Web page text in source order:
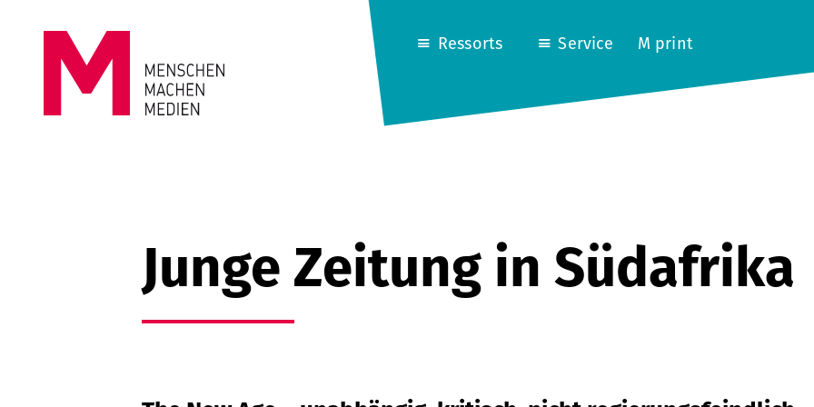
MEDIEN
Ressorts Service M print
Junge Zeitung in Südafrika